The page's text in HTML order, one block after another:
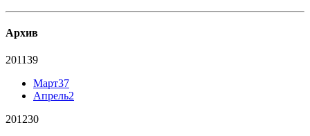
Архив
201139
Март37
Апрель2
201230